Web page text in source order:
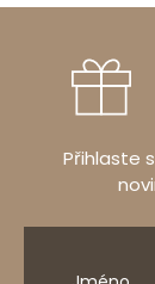
Přihlaste